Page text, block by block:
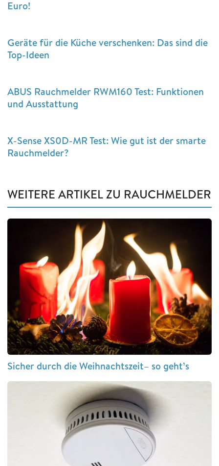
Euro!
Geräte für die Küche verschenken: Das sind die
Top-Ideen
ABUS Rauchmelder RWM160 Test: Funktionen
und Ausstattung
X-Sense XS0D-MR Test: Wie gut ist der smarte
Rauchmelder?
WEITERE ARTIKEL ZU RAUCHMELDER
Sicher durch die Weihnachtszeit– so geht’s